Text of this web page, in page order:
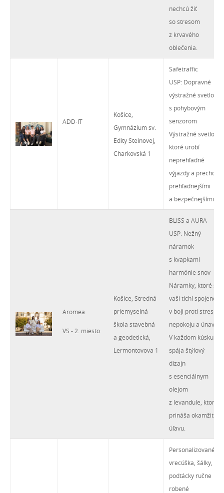
nechcú žiť
so stresom
z krvavého
oblečenia.
ADD-IT
Košice,
Gymnázium sv.
Edity Steinovej,
Charkovská 1
Safetraffic
USP: Dopravné
výstražné svetlo
s pohybovým
senzorom
Výstražné svetlo,
ktoré urobí
neprehľadné
výjazdy a prechody
prehľadnejšími
a bezpečnejšími.
Aromea
VS - 2. miesto
Košice, Stredná
priemyselná
škola stavebná
a geodetická,
Lermontovova 1
BLISS a AURA
USP: Nežný
náramok
s kvapkami
harmónie snov
Náramky, ktoré sú
vaši tichí spojenci
v boji proti stresu,
nepokoju a únave.
V každom kúsku sa
spája štýlový
dizajn
s esenciálnym
olejom
z levandule, ktorý
prináša okamžitú
úľavu.
Personalizované
vrecúška, šálky,
podtácky ručne
robené